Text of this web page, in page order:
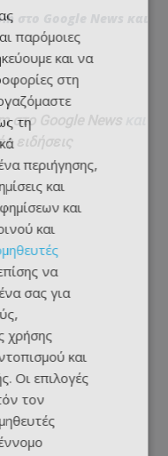
στο Google News
στο Google News
ειδήσεις
παρόμοιες
και να
στη
τη
περιήγησης,
και
και
και
να
σας για
χρήσης
και
Οι επιλογές
τον